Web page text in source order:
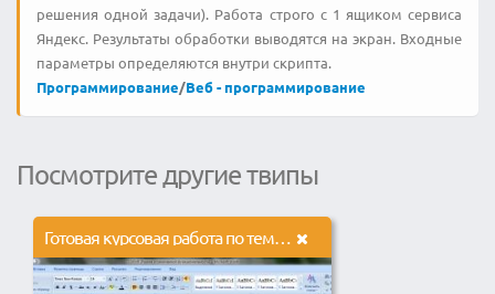
решения одной задачи). Работа строго с 1 ящиком сервиса
Яндекс. Результаты обработки выводятся на экран. Входные
параметры определяются внутри скрипта.
Программирование/Веб - программирование
Посмотрите другие твипы